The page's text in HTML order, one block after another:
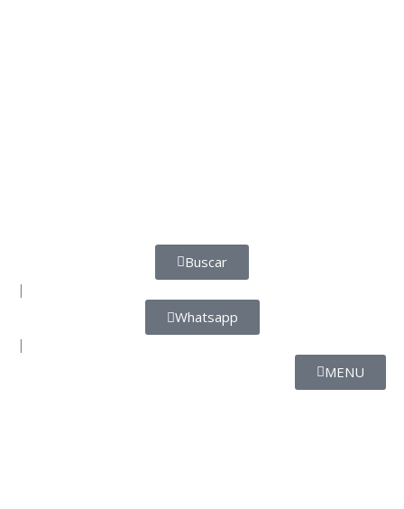
Buscar
|
Whatsapp
|
MENU